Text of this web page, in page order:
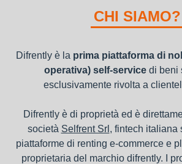
nel bilancio, poiché i canoni vengono
canoni di noleggio sono deducibili ai
CHI SIAMO?
Difrently è la prima piattaforma di
operativa) self-servicedi beni
esclusivamente rivolta a
Difrently è di proprietà ed è
società Selfrent Srl , fintech italiana
piattaforme di renting e-commerce e
proprietaria del marchio difrently. I